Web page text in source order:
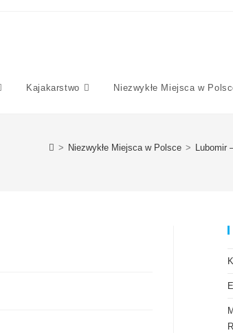
Kajakarstwo Niezwykłe Miejsca w
> Niezwykłe Miejsca w Polsce > Lubomir